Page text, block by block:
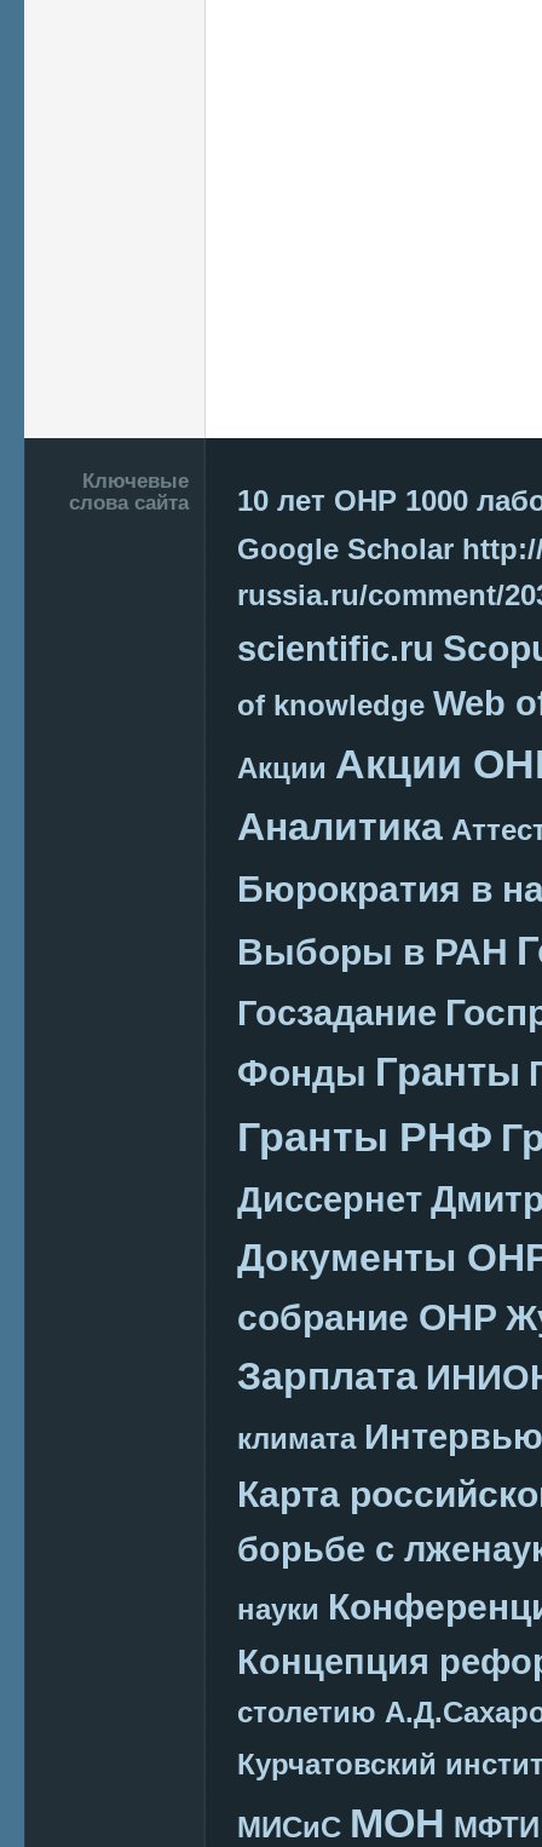
Подвал
Ключевые
слова сайта
10 лет ОНР 1000
Google Scholar
russia.ru/comment/
scientific.ru
of knowledge Web
Акции Акции
Аналитика
Бюрократия в
Выборы в РАН
Госзадание
Фонды Гранты
Гранты РНФ
Диссернет
Документы
собрание ОНР
Зарплата
климата Интервью
Карта
борьбе с
науки
Концепция
столетию
Курчатовский
МИСиС МОН МФТИ